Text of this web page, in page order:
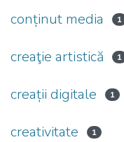
conținut media 1
creaţie artistică 1
creații digitale 1
creativitate 1